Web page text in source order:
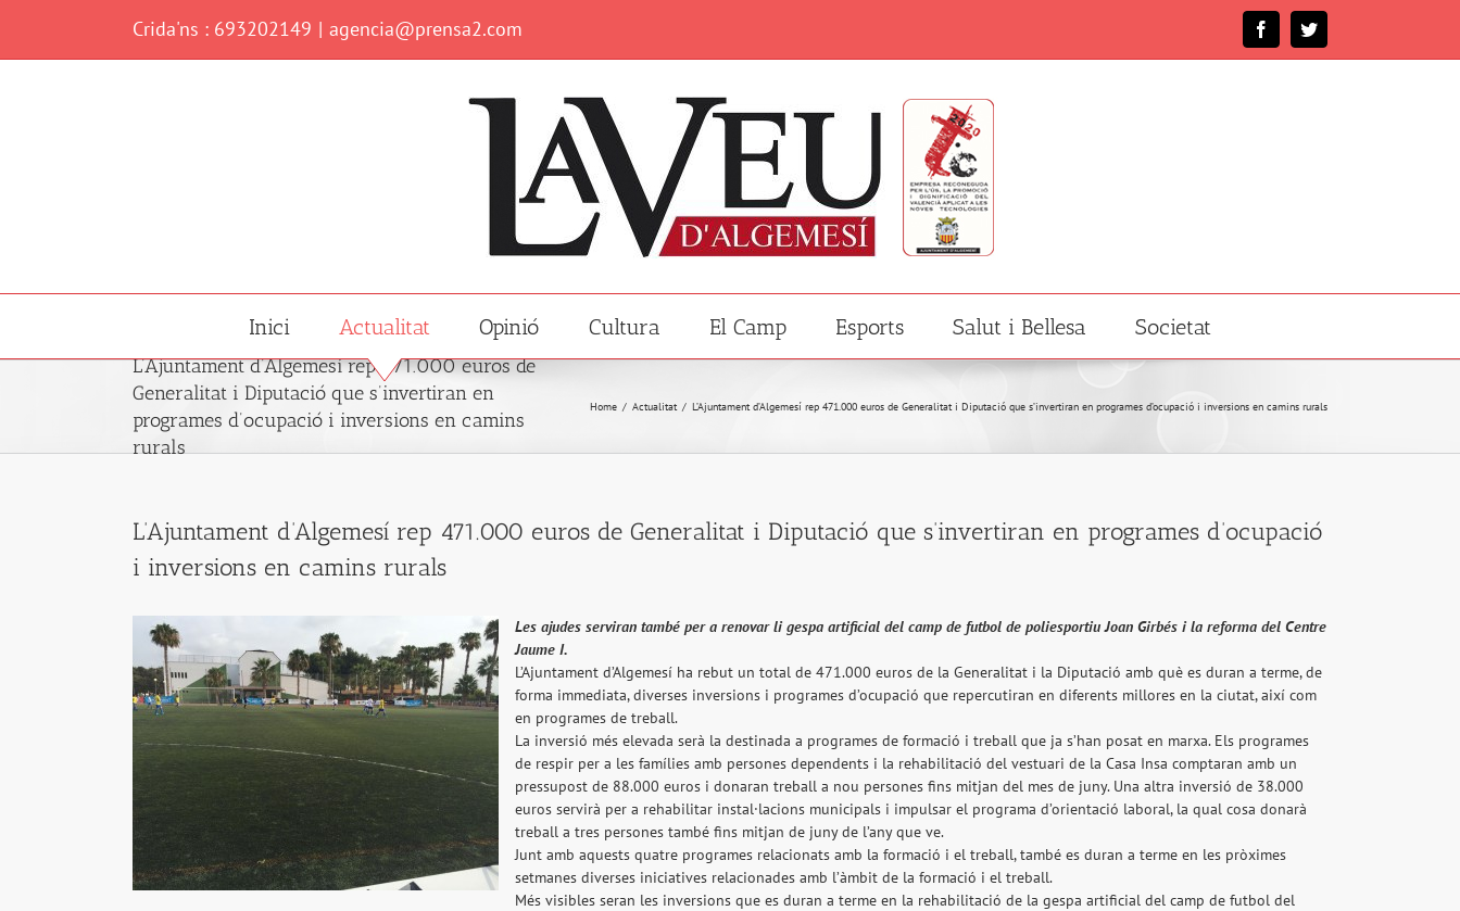
content
Crida'ns : 693202149 | agencia@prensa2.com FacebookTwitter
Inici Actualitat Opinió Cultura El Camp Esports Salut i Bellesa Societat
L’Ajuntament d’Algemesí rep 471.000 euros de
Generalitat i Diputació que s’invertiran en
programes d’ocupació i inversions en camins
rurals
Home / Actualitat / L’Ajuntament d’Algemesí rep 471.000 euros de Generalitat i Diputació que s’invertiran en programes d’ocupació i inversions en camins rurals
L’Ajuntament d’Algemesí rep 471.000 euros de Generalitat i Diputació que s’invertiran en programes d’ocupació
i inversions en camins rurals
Les ajudes serviran també per a renovar li gespa artificial del camp de futbol de poliesportiu Joan Girbés i la reforma del Centre
Jaume I.
L’Ajuntament d’Algemesí ha rebut un total de 471.000 euros de la Generalitat i la Diputació amb què es duran a terme, de
forma immediata, diverses inversions i programes d’ocupació que repercutiran en diferents millores en la ciutat, així com
en programes de treball.
La inversió més elevada serà la destinada a programes de formació i treball que ja s’han posat en marxa. Els programes
de respir per a les famílies amb persones dependents i la rehabilitació del vestuari de la Casa Insa comptaran amb un
pressupost de 88.000 euros i donaran treball a nou persones fins mitjan del mes de juny. Una altra inversió de 38.000
euros servirà per a rehabilitar instal·lacions municipals i impulsar el programa d’orientació laboral, la qual cosa donarà
treball a tres persones també fins mitjan de juny de l’any que ve.
Junt amb aquests quatre programes relacionats amb la formació i el treball, també es duran a terme en les pròximes
setmanes diverses iniciatives relacionades amb l’àmbit de la formació i el treball.
Més visibles seran les inversions que es duran a terme en la rehabilitació de la gespa artificial del camp de futbol del